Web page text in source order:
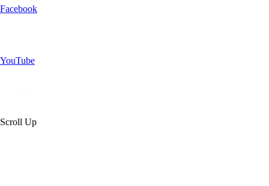
Facebook
YouTube
Scroll Up